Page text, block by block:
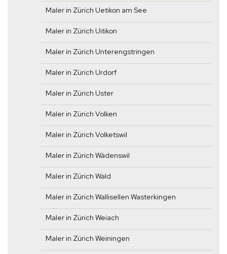
Maler in Zürich Uetikon am See
Maler in Zürich Uitikon
Maler in Zürich Unterengstringen
Maler in Zürich Urdorf
Maler in Zürich Uster
Maler in Zürich Volken
Maler in Zürich Volketswil
Maler in Zürich Wädenswil
Maler in Zürich Wald
Maler in Zürich Wallisellen Wasterkingen
Maler in Zürich Weiach
Maler in Zürich Weiningen